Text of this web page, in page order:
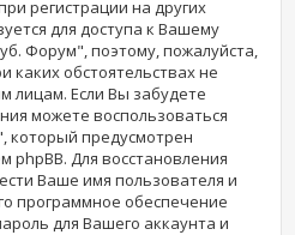
регистрации на других
для доступа к Вашему
Форум", поэтому, пожалуйста,
каких обстоятельствах не
лицам. Если Вы забудете
можете воспользоваться
который предусмотрен
Для восстановления
Ваше имя пользователя и
программное обеспечение
для Вашего аккаунта и